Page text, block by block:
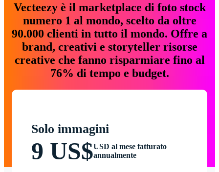
Vecteezy è il marketplace di foto stock
numero 1 al mondo, scelto da oltre
90.000 clienti in tutto il mondo. Offre a
brand, creativi e storyteller risorse
creative che fanno risparmiare fino al
76% di tempo e budget.
Solo immagini
9 US$USD al mese fatturato
annualmente